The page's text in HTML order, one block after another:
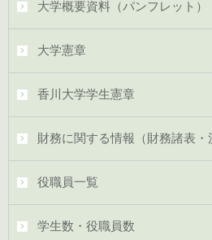
大学概要資料（パンフレット）
大学憲章
香川大学学生憲章
財務に関する情報（財務諸表・
役職員一覧
学生数・役職員数